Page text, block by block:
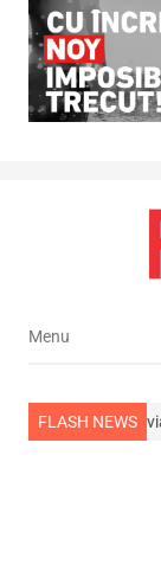
Menu
Menu
FLASH NEWS
s-a stins din viață